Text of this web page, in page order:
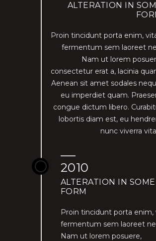
ALTERATION IN
Proin tincidunt porta enim,
fermentum sem laoreet
Nam ut lorem
consectetur erat a, lacinia
Aenean sit amet sodales
eu imperdiet quam.
congue dictum libero.
lobortis diam est, eu
nunc viverra
2010
ALTERATION IN SOME
FORM
Proin tincidunt porta enim,
fermentum sem laoreet
Nam ut lorem posuere,